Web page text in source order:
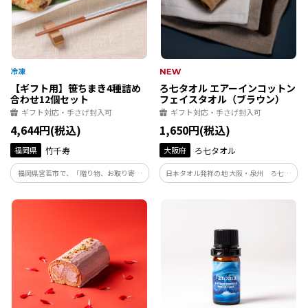
【ギフト用】笹ちまき4種詰め
合わせ12個セット
ギフト対応・手さげ封入可
4,644円(税込)
福岡県 竹千寿
福岡県宮若市で、「贈り物、お取り寄せ
グルメ」のちまき専門店の竹千寿が手掛
ける、贈り物で人気の「笹ちまき4種詰め
ろ七タオル エアーインコットン
フェイスタオル（ブラウン）
ギフト対応・手さげ封入可
1,650円(税込)
大阪府 ろ七タオル
日本タオル発祥の地 大阪・泉州 ろ七タ
オル株式会社。 ホテルや旅館御用達。ご
家庭で贅沢なひとときをお楽しみくださ